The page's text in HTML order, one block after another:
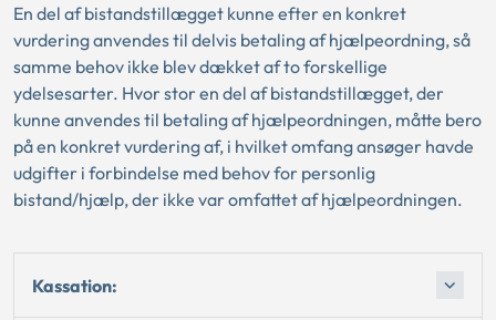
En del af bistandstillægget kunne efter en konkret
vurdering anvendes til delvis betaling af hjælpeordning, så
samme behov ikke blev dækket af to forskellige
ydelsesarter. Hvor stor en del af bistandstillægget, der
kunne anvendes til betaling af hjælpeordningen, måtte bero
på en konkret vurdering af, i hvilket omfang ansøger havde
udgifter i forbindelse med behov for personlig
bistand/hjælp, der ikke var omfattet af hjælpeordningen.
Kassation: